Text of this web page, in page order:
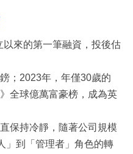
來的第一筆融資，投後估
；2023年，年僅30歲的
全球億萬富豪榜，成為英
保持冷靜，隨著公司規模
」到「管理者」角色的轉